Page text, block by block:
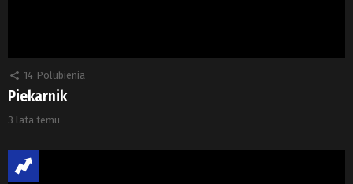
14 Polubienia
Piekarnik
3 lata temu